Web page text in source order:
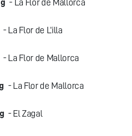
- La Flor de Mallorca
- La Flor de L’illa
- La Flor de Mallorca
- La Flor de Mallorca
- El Zagal